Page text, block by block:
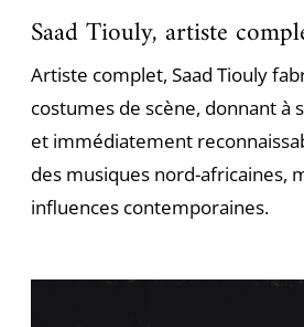
Saad Tiouly, artiste
Artiste complet, Saad Tiouly
costumes de scène, donnant
et immédiatement
des musiques nord-africaines,
influences contemporaines.